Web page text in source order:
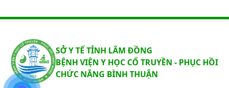
SỞ Y TẾ TỈNH LÂM ĐỒNG
BỆNH VIỆN Y HỌC CỔ TRUYỀN - PHỤC HỒI
CHỨC NĂNG BÌNH THUẬN